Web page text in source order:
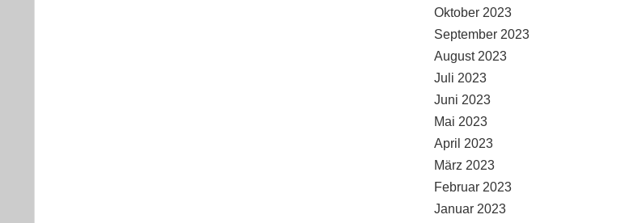
Oktober 2023
September 2023
August 2023
Juli 2023
Juni 2023
Mai 2023
April 2023
März 2023
Februar 2023
Januar 2023